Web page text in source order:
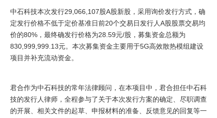
中石科技本次发行29,066,107股A股新股，采用询价发行方式，确
定发行价格不低于定价基准日前20个交易日发行人A股股票交易均
价的80%，最终确发行价格为28.59元/股，募集资金总额为
830,999,999.13元。本次募集资金主要用于5G高效散热模组建设
项目并补充流动资金。
君合作为中石科技的常年法律顾问，在本项目中，君合担任中石科
技的发行人律师，全程参与了关于本次发行方案的确定、尽职调查
的开展、相关文件的起草、申报材料的准备、反馈意见的回复等一